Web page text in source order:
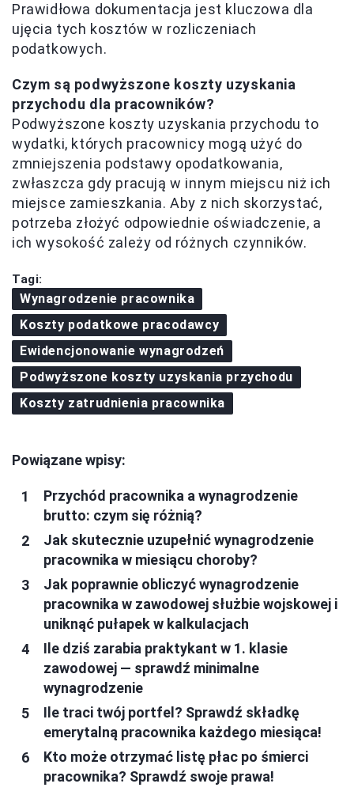
Prawidłowa dokumentacja jest kluczowa dla
ujęcia tych kosztów w rozliczeniach
podatkowych.
Czym są podwyższone koszty uzyskania
przychodu dla pracowników?
Podwyższone koszty uzyskania przychodu to
wydatki, których pracownicy mogą użyć do
zmniejszenia podstawy opodatkowania,
zwłaszcza gdy pracują w innym miejscu niż ich
miejsce zamieszkania. Aby z nich skorzystać,
potrzeba złożyć odpowiednie oświadczenie, a
ich wysokość zależy od różnych czynników.
Tagi:
Wynagrodzenie pracownika
Koszty podatkowe pracodawcy
Ewidencjonowanie wynagrodzeń
Podwyższone koszty uzyskania przychodu
Koszty zatrudnienia pracownika
Powiązane wpisy:
Przychód pracownika a wynagrodzenie
brutto: czym się różnią?
Jak skutecznie uzupełnić wynagrodzenie
pracownika w miesiącu choroby?
Jak poprawnie obliczyć wynagrodzenie
pracownika w zawodowej służbie wojskowej i
uniknąć pułapek w kalkulacjach
Ile dziś zarabia praktykant w 1. klasie
zawodowej — sprawdź minimalne
wynagrodzenie
Ile traci twój portfel? Sprawdź składkę
emerytalną pracownika każdego miesiąca!
Kto może otrzymać listę płac po śmierci
pracownika? Sprawdź swoje prawa!